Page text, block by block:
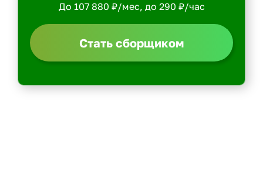
До 107 880 ₽/мес, до 290 ₽/час
Стать сборщиком